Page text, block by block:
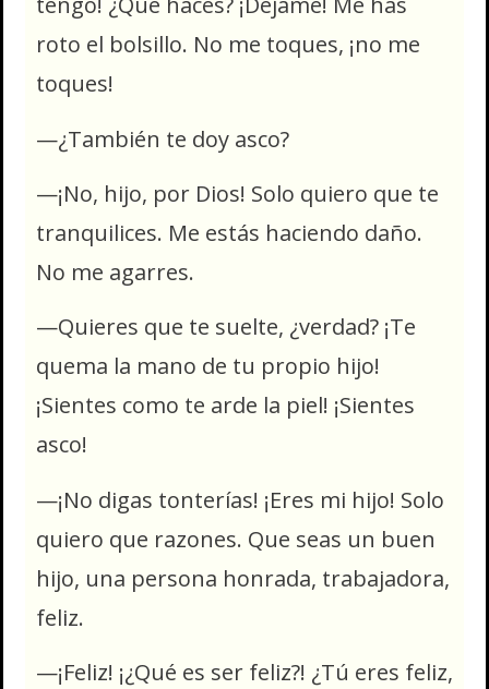
roto el bolsillo. No me toques, ¡no me
toques!
—¿También te doy asco?
—¡No, hijo, por Dios! Solo quiero que te
tranquilices. Me estás haciendo daño.
No me agarres.
—Quieres que te suelte, ¿verdad? ¡Te
quema la mano de tu propio hijo!
¡Sientes como te arde la piel! ¡Sientes
asco!
—¡No digas tonterías! ¡Eres mi hijo! Solo
quiero que razones. Que seas un buen
hijo, una persona honrada, trabajadora,
feliz.
—¡Feliz! ¡¿Qué es ser feliz?! ¿Tú eres feliz,